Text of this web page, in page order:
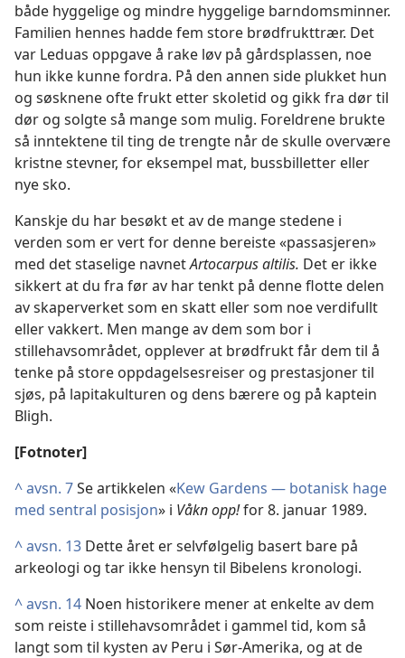
både hyggelige og mindre hyggelige barndomsminner.
Familien hennes hadde fem store brødfrukttrær. Det
var Leduas oppgave å rake løv på gårdsplassen, noe
hun ikke kunne fordra. På den annen side plukket hun
og søsknene ofte frukt etter skoletid og gikk fra dør til
dør og solgte så mange som mulig. Foreldrene brukte
så inntektene til ting de trengte når de skulle overvære
kristne stevner, for eksempel mat, bussbilletter eller
nye sko.
Kanskje du har besøkt et av de mange stedene i
verden som er vert for denne bereiste «passasjeren»
med det staselige navnetArtocarpus altilis. Det er ikke
sikkert at du fra før av har tenkt på denne flotte delen
av skaperverket som en skatt eller som noe verdifullt
eller vakkert. Men mange av dem som bor i
stillehavsområdet, opplever at brødfrukt får dem til å
tenke på store oppdagelsesreiser og prestasjoner til
sjøs, på lapitakulturen og dens bærere og på kaptein
Bligh.
[Fotnoter]
^avsn. 7Se artikkelen «Kew Gardens — botanisk hage
med sentral posisjon» i Våkn opp!for 8. januar 1989.
^avsn. 13 Dette året er selvfølgelig basert bare på
arkeologi og tar ikke hensyn til Bibelens kronologi.
^avsn. 14 Noen historikere mener at enkelte av dem
som reiste i stillehavsområdet i gammel tid, kom så
langt som til kysten av Peru i Sør-Amerika, og at de